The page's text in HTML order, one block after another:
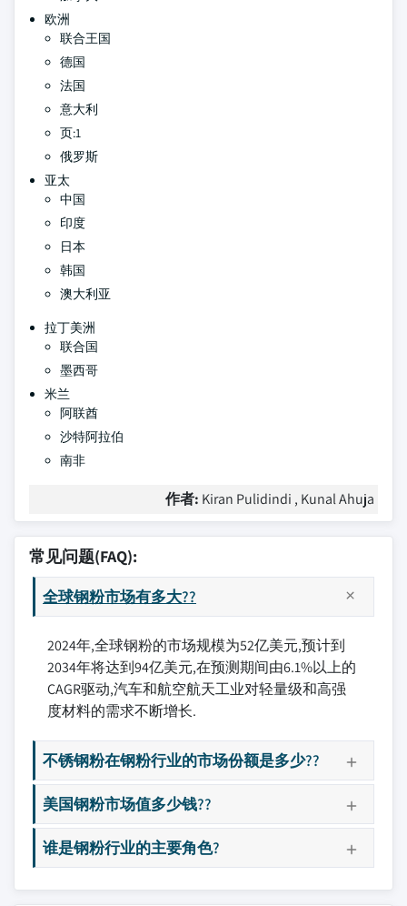
欧洲
联合王国
德国
法国
意大利
页:1
俄罗斯
亚太
中国
印度
日本
韩国
澳大利亚
拉丁美洲
联合国
墨西哥
米兰
阿联酋
沙特阿拉伯
南非
作者: Kiran Pulidindi , Kunal Ahuja
常见问题(FAQ):
全球钢粉市场有多大??
2024年,全球钢粉的市场规模为52亿美元,预计到
2034年将达到94亿美元,在预测期间由6.1%以上的
CAGR驱动,汽车和航空航天工业对轻量级和高强
度材料的需求不断增长.
不锈钢粉在钢粉行业的市场份额是多少??
美国钢粉市场值多少钱??
谁是钢粉行业的主要角色?